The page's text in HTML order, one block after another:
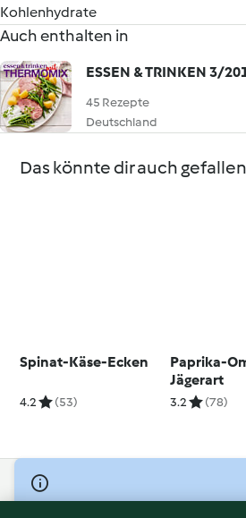
Kohlenhydrate
Auch enthalten in
ESSEN & TRINKEN 3/
45 Rezepte
Deutschland
Das könnte dir auch gefallen
Spinat-Käse-Ecken
4.2 (53)
Paprika-
Jägerart
3.2 (78)
© Copyright 2026